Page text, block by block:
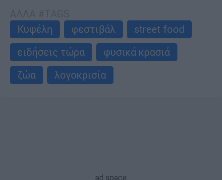
Κυψέλη
φεστιβάλ
street food
ειδήσεις τώρα
φυσικά κρασιά
ζώα
λογοκρισία